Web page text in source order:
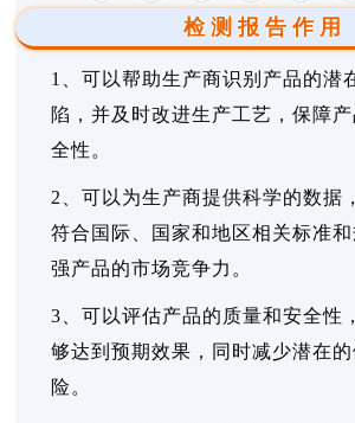
检测报告作用
1、可以帮助生产商识别产品的潜
陷，并及时改进生产工艺，保障
全性。
2、可以为生产商提供科学的数据
符合国际、国家和地区相关标准
强产品的市场竞争力。
3、可以评估产品的质量和安全性
够达到预期效果，同时减少潜在
险。